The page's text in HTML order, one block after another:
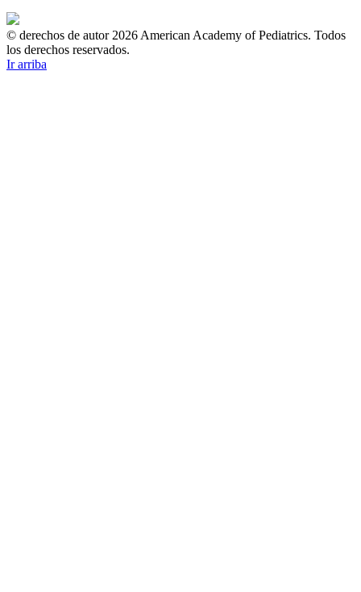
© derechos de autor 2026 American Academy of Pediatrics. Todos
los derechos reservados.
Ir arriba